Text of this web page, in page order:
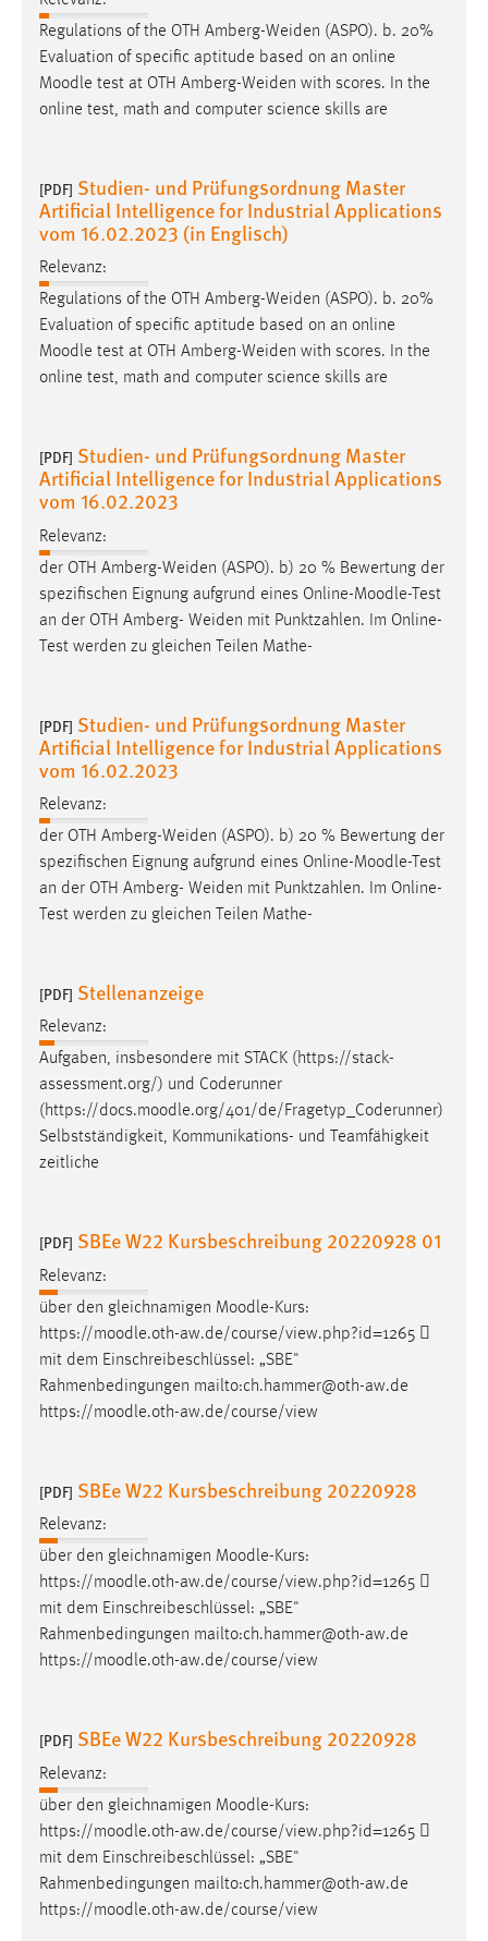
Regulations of the OTH Amberg-Weiden (ASPO). b. 20%
Evaluation of specific aptitude based on an online
Moodle test at OTH Amberg-Weiden with scores. In the
online test, math and computer science skills are
[PDF] Studien- und Prüfungsordnung Master
Artificial Intelligence for Industrial Applications
vom 16.02.2023 (in Englisch)
Relevanz:
Regulations of the OTH Amberg-Weiden (ASPO). b. 20%
Evaluation of specific aptitude based on an online
Moodle test at OTH Amberg-Weiden with scores. In the
online test, math and computer science skills are
[PDF] Studien- und Prüfungsordnung Master
Artificial Intelligence for Industrial Applications
vom 16.02.2023
Relevanz:
der OTH Amberg-Weiden (ASPO). b) 20 % Bewertung der
spezifischen Eignung aufgrund eines Online-Moodle-Test
an der OTH Amberg- Weiden mit Punktzahlen. Im Online-
Test werden zu gleichen Teilen Mathe-
[PDF] Studien- und Prüfungsordnung Master
Artificial Intelligence for Industrial Applications
vom 16.02.2023
Relevanz:
der OTH Amberg-Weiden (ASPO). b) 20 % Bewertung der
spezifischen Eignung aufgrund eines Online-Moodle-Test
an der OTH Amberg- Weiden mit Punktzahlen. Im Online-
Test werden zu gleichen Teilen Mathe-
[PDF] Stellenanzeige
Relevanz:
Aufgaben, insbesondere mit STACK (https://stack-
assessment.org/) und Coderunner
(https://docs.moodle.org/401/de/Fragetyp_Coderunner)
Selbstständigkeit, Kommunikations- und Teamfähigkeit
zeitliche
[PDF] SBEe W22 Kursbeschreibung 20220928 01
Relevanz:
über den gleichnamigen Moodle-Kurs:
https://moodle.oth-aw.de/course/view.php?id=1265 
mit dem Einschreibeschlüssel: „SBE"
Rahmenbedingungen mailto:ch.hammer@oth-aw.de
https://moodle.oth-aw.de/course/view
[PDF] SBEe W22 Kursbeschreibung 20220928
Relevanz:
über den gleichnamigen Moodle-Kurs:
https://moodle.oth-aw.de/course/view.php?id=1265 
mit dem Einschreibeschlüssel: „SBE"
Rahmenbedingungen mailto:ch.hammer@oth-aw.de
https://moodle.oth-aw.de/course/view
[PDF] SBEe W22 Kursbeschreibung 20220928
Relevanz:
über den gleichnamigen Moodle-Kurs:
https://moodle.oth-aw.de/course/view.php?id=1265 
mit dem Einschreibeschlüssel: „SBE"
Rahmenbedingungen mailto:ch.hammer@oth-aw.de
https://moodle.oth-aw.de/course/view
Conversion-Tracking
Cookie Laufzeit:
3 Monate
Name:
_fbp
Anbieter:
Zweck:
Conversion-Tracking
Cookie Laufzeit:
EXTERNE MEDIEN
Um Inhalte von Videoplattformen und Social Media
Plattformen anzeigen zu können, werden von diesen
externen Medien Cookies gesetzt.
YouTube